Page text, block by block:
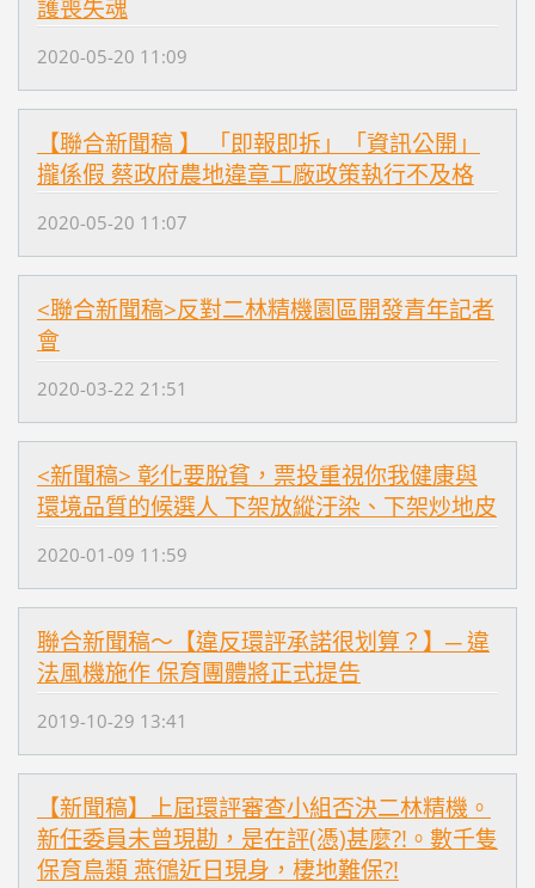
護喪失魂
2020-05-20 11:09
【聯合新聞稿 】 「即報即拆」「資訊公開」
攏係假 蔡政府農地違章工廠政策執行不及格
2020-05-20 11:07
<聯合新聞稿>反對二林精機園區開發青年記者
會
2020-03-22 21:51
<新聞稿> 彰化要脫貧，票投重視你我健康與
環境品質的候選人 下架放縱汙染、下架炒地皮
2020-01-09 11:59
聯合新聞稿～【違反環評承諾很划算？】─ 違
法風機施作 保育團體將正式提告
2019-10-29 13:41
【新聞稿】上屆環評審查小組否決二林精機。
新任委員未曾現勘，是在評(憑)甚麼?!。數千隻
保育鳥類 燕鴴近日現身，棲地難保?!